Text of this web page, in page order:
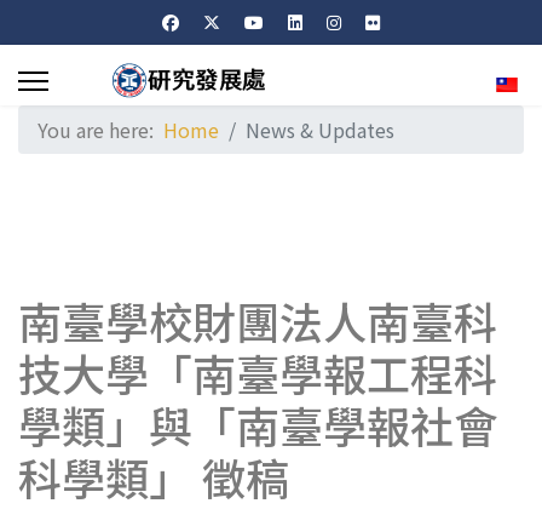
You are here: Home News & Updates
南臺學校財團法人南臺科
技大學「南臺學報工程科
學類」與「南臺學報社會
科學類」 徵稿